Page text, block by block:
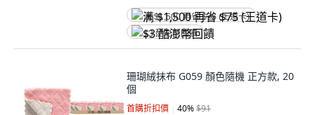
满 $1,500 再省 $75 (王道卡)
$3 酷澎幣回饋
珊瑚絨抹布 G059 顏色隨機 正方款, 20
個
首購折扣價 40%$91